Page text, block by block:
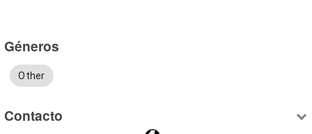
Géneros
Other
Contacto